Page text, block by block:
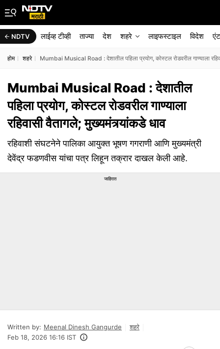
NDTV लाईव्ह टीव्ही ताज्या देश शहरे लाइफस्टाइल विदेश
होम शहरे Mumbai Musical Road : देशातील पहिला प्रयोग, कोस्टल रोडवरील गाण्याला
Mumbai Musical Road : देशातील
पहिला प्रयोग, कोस्टल रोडवरील गाण्याला
रहिवासी वैतागले; मुख्यमंत्र्यांकडे धाव
रहिवाशी संघटनेने पालिका आयुक्त भूषण गगराणी आणि मुख्यमंत्री
देवेंद्र फडणवीस यांचा पत्र लिहून तक्रार दाखल केली आहे.
जाहिरात
Written by: Meenal Dinesh Gangurde
शहरे
Feb 18, 2026 16:16 IST